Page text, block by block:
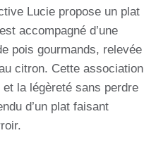
Lucie propose un plat
accompagné d’une
pois gourmands, relevée
citron. Cette association
la légèreté sans perdre
d’un plat faisant